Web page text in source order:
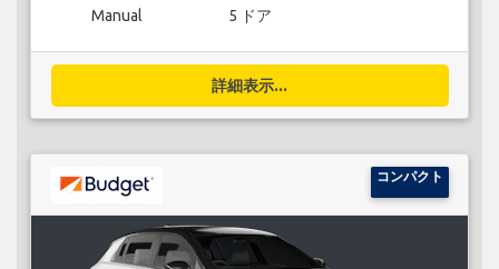
Manual 5 ドア
詳細表示...
コンパクト